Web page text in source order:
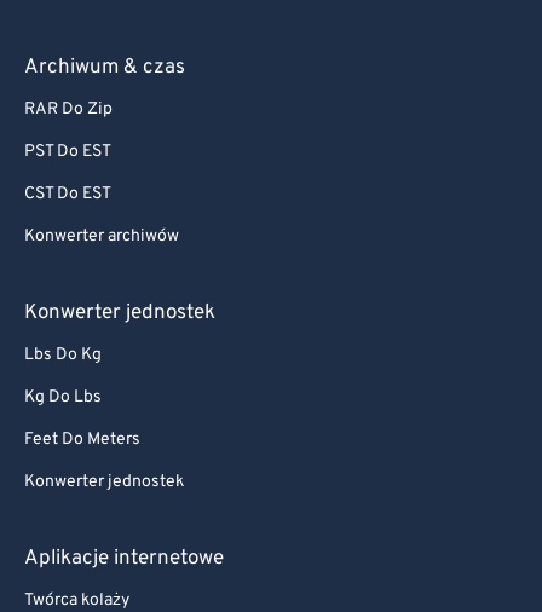
Archiwum & czas
RAR Do Zip
PST Do EST
CST Do EST
Konwerter archiwów
Konwerter jednostek
Lbs Do Kg
Kg Do Lbs
Feet Do Meters
Konwerter jednostek
Aplikacje internetowe
Twórca kolaży